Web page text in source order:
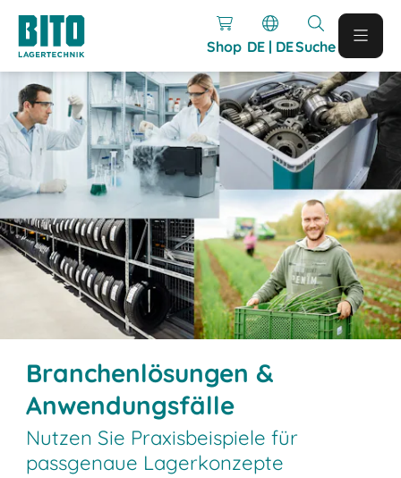
Shop DE | DESuche
Branchenlösungen &
Anwendungsfälle
Nutzen Sie Praxisbeispiele für
passgenaue Lagerkonzepte